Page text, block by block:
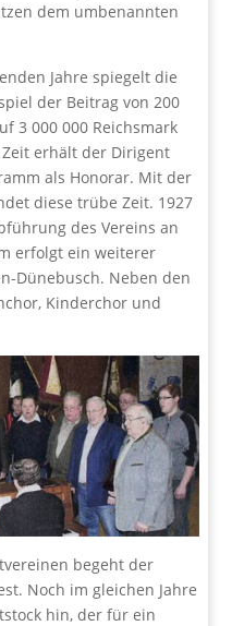
dem umbenannten
Jahre spiegelt die
der Beitrag von 200
3 000 000 Reichsmark
erhält der Dirigent
als Honorar. Mit der
diese trübe Zeit. 1927
des Vereins an
erfolgt ein weiterer
Dünebusch. Neben den
Kinderchor und
begeht der
Noch im gleichen Jahre
hin, der für ein